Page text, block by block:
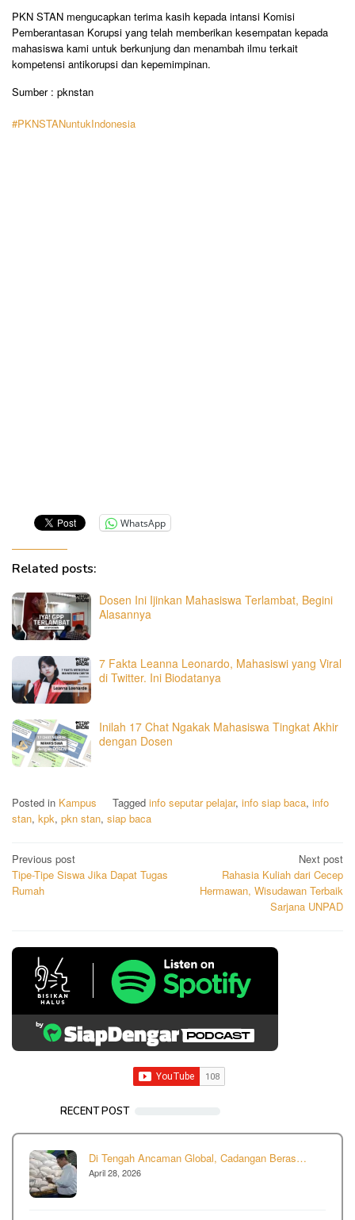
PKN STAN mengucapkan terima kasih kepada intansi Komisi
Pemberantasan Korupsi yang telah memberikan kesempatan kepada
mahasiswa kami untuk berkunjung dan menambah ilmu terkait
kompetensi antikorupsi dan kepemimpinan.
Sumber : pknstan
#PKNSTANuntukIndonesia
WhatsApp
Related posts:
Dosen Ini Ijinkan Mahasiswa Terlambat, Begini
Alasannya
7 Fakta Leanna Leonardo, Mahasiswi yang Viral
di Twitter. Ini Biodatanya
Inilah 17 Chat Ngakak Mahasiswa Tingkat Akhir
dengan Dosen
Posted in Kampus Tagged info seputar pelajar, info siap baca, info
stan, kpk, pkn stan, siap baca
Post
navigation
Previous post
Tipe-Tipe Siswa Jika Dapat Tugas
Rumah
Next post
Rahasia Kuliah dari Cecep
Hermawan, Wisudawan Terbaik
Sarjana UNPAD
RECENT POST
Di Tengah Ancaman Global, Cadangan Beras…
April 28, 2026